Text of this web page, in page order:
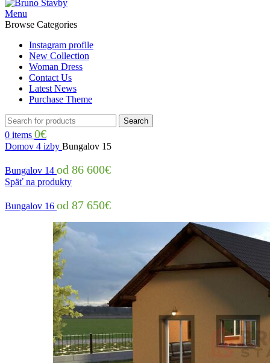
Menu
Browse Categories
Instagram profile
New Collection
Woman Dress
Contact Us
Latest News
Purchase Theme
Search
0 items 0€
Domov 4 izby Bungalov 15
Bungalov 14 86 600€
Späť na produkty
Bungalov 16 87 650€